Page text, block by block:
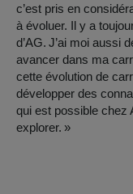
c’est pris en
à évoluer. Il y a
d’AG. J’ai moi aussi
avancer dans ma
cette évolution de
développer des
qui est possible chez
explorer. »